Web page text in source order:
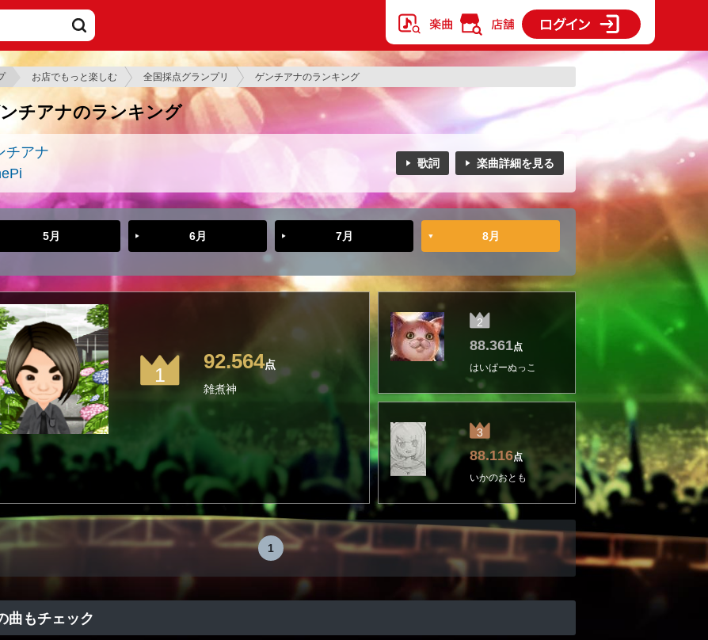
お店でもっと楽しむ 全国採点グランプリ ゲンチアナのランキング
チアナのランキング
チアナ
歌詞 楽曲詳細を見る
5月 6月 7月 8月
1
92.564点
雑煮神
2
88.361点
はいぱーぬっこ
3
88.116点
いかのおとも
1
曲もチェック